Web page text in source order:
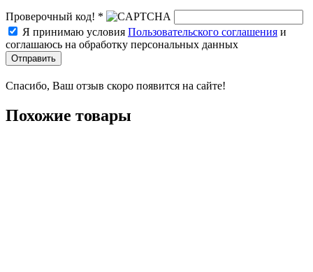
Проверочный код! *
Я принимаю условия Пользовательского соглашения и
соглашаюсь на обработку персональных данных
Отправить
Спасибо, Ваш отзыв скоро появится на сайте!
Похожие товары